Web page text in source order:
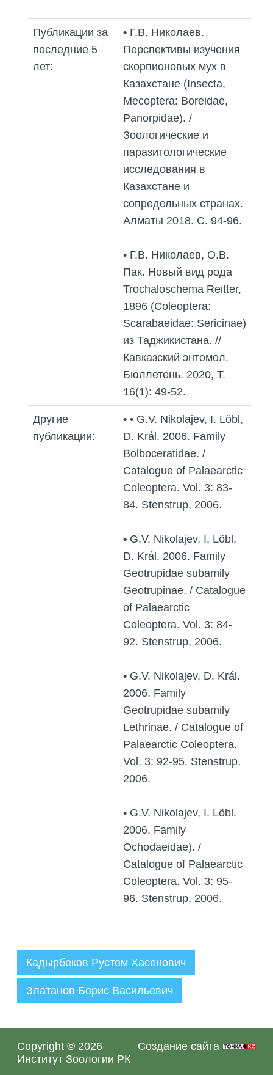
Публикации за
последние 5
лет:
• Г.В. Николаев.
Перспективы изучения
скорпионовых мух в
Казахстане (Insecta,
Mecoptera: Boreidae,
Panorpidae). /
Зоологические и
паразитологические
исследования в
Казахстане и
сопредельных странах.
Алматы 2018. С. 94-96.
• Г.В. Николаев, O.В.
Пак. Новый вид рода
Trochaloschema Reitter,
1896 (Coleoptera:
Scarabaeidae: Sericinae)
из Таджикистана. //
Кавказский энтомол.
Бюллетень. 2020, Т.
16(1): 49-52.
Другие
публикации:
• • G.V. Nikolajev, I. Löbl,
D. Král. 2006. Family
Bolboceratidae. /
Catalogue of Palaearctic
Coleoptera. Vol. 3: 83-
84. Stenstrup, 2006.
• G.V. Nikolajev, I. Löbl,
D. Král. 2006. Family
Geotrupidae subamily
Geotrupinae. / Catalogue
of Palaearctic
Coleoptera. Vol. 3: 84-
92. Stenstrup, 2006.
• G.V. Nikolajev, D. Král.
2006. Family
Geotrupidae subamily
Lethrinae. / Catalogue of
Palaearctic Coleoptera.
Vol. 3: 92-95. Stenstrup,
2006.
• G.V. Nikolajev, I. Löbl.
2006. Family
Ochodaeidae). /
Catalogue of Palaearctic
Coleoptera. Vol. 3: 95-
96. Stenstrup, 2006.
Администратор
29.09.2022
Кадырбеков Рустем Хасенович
Златанов Борис Васильевич
Copyright © 2026
Институт Зоологии РК
Создание сайта